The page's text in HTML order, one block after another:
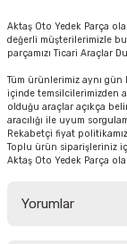
Aktaş Oto Yedek Parça
değerli müşterilerimizle
parçamızı Ticari Araçlar
Tüm ürünlerimiz aynı gün
içinde temsilcilerimizden
olduğu araçlar açıkça
aracılığı ile uyum
Rekabetçi fiyat
Toplu ürün siparişleriniz
Aktaş Oto Yedek Parça
Yorumlar